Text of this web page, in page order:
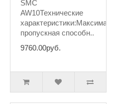
SMC
AW10Технические
пропускная способн..
9760.00руб.